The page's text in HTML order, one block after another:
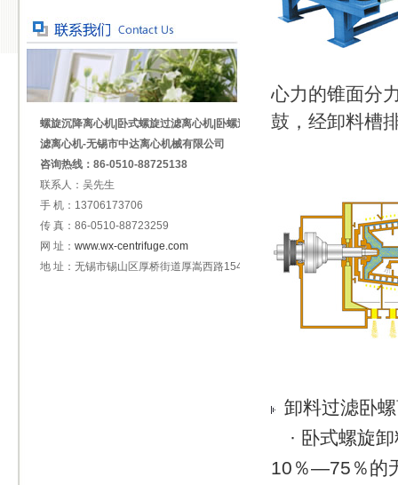
螺旋沉降离心机|卧式螺旋过滤离心机|卧螺过
滤离心机-无锡市中达离心机械有限公司
咨询热线：86-0510-88725138
联系人：吴先生
手 机：13706173706
传 真：86-0510-88723259
网 址： www.wx-centrifuge.com
地 址：无锡市锡山区厚桥街道厚嵩西路154号
心力的锥面分
鼓，经卸料槽
卸料过滤卧
· 卧式螺旋卸
10％—75％的